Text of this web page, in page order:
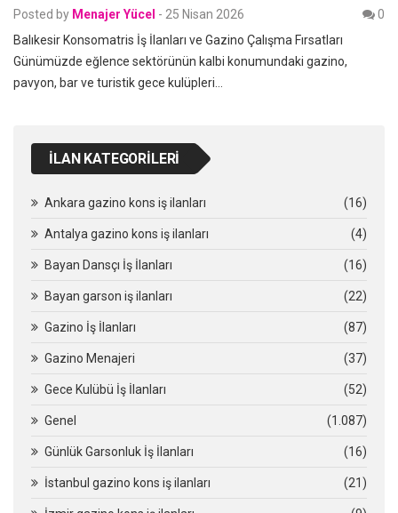
Posted by Menajer Yücel - 25 Nisan 2026
0
Balıkesir Konsomatris İş İlanları ve Gazino Çalışma Fırsatları
Günümüzde eğlence sektörünün kalbi konumundaki gazino,
pavyon, bar ve turistik gece kulüpleri…
İLAN KATEGORILERI
Ankara gazino kons iş ilanları (16)
Antalya gazino kons iş ilanları (4)
Bayan Dansçı İş İlanları (16)
Bayan garson iş ilanları (22)
Gazino İş İlanları (87)
Gazino Menajeri (37)
Gece Kulübü İş İlanları (52)
Genel (1.087)
Günlük Garsonluk İş İlanları (16)
İstanbul gazino kons iş ilanları (21)